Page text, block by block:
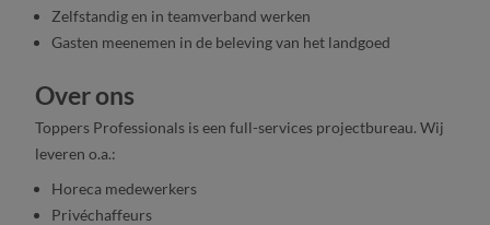
Zelfstandig en in teamverband werken
Gasten meenemen in de beleving van het landgoed
Over ons
Toppers Professionals is een full-services projectbureau. Wij
leveren o.a.:
Horeca medewerkers
Privéchaffeurs